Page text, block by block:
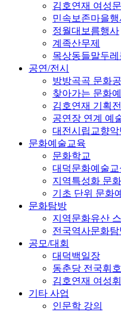
김호연재 여성
민속보존마을행
정월대보름행사
계족산무제
목상동들말두레
공연/전시
방방곡곡 문화
찾아가는 문화
김호연재 기획전
공연장 연계 예
대전시립교향
문화예술교육
문화학교
대덕문화예술교
지역특성화 문
기초 단위 문화
문화탐방
지역문화유산
전국역사문화탐
공모/대회
대덕백일장
동춘당 전국휘
김호연재 여성
기타 사업
인문학 강의